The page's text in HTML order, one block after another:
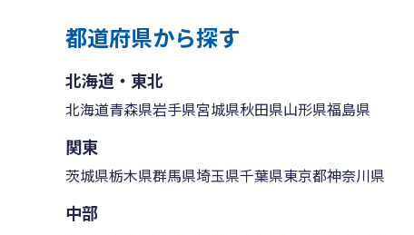
都道府県から探す
北海道・東北
北海道青森県岩手県宮城県秋田県山形県福島県
関東
茨城県栃木県群馬県埼玉県千葉県東京都神奈川県
中部